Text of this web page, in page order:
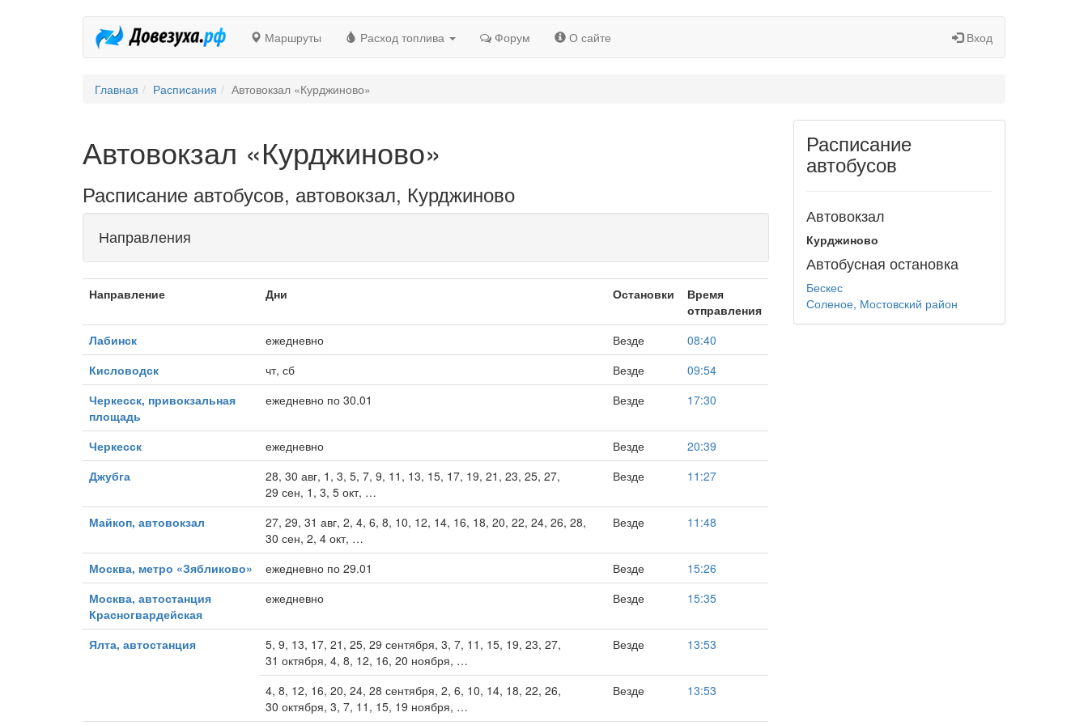
Маршруты Расход топлива Форум О сайте Вход
Главная Расписания Автовокзал «Курджиново»
Автовокзал «Курджиново»
Расписание автобусов, автовокзал, Курджиново
Направления
Направление Дни Остановки
Время
отправления
Лабинск
ежедневно Везде
08:40
Кисловодск
чт, сб Везде
09:54
Черкесск, привокзальная
площадь
ежедневно по 30.01 Везде 17:30
Черкесск ежедневно Везде
20:39
Джубга
28, 30 авг, 1, 3, 5, 7, 9, 11, 13, 15, 17, 19, 21, 23, 25, 27,
29 сен, 1, 3, 5 окт, …
Везде 11:27
Майкоп, автовокзал
27, 29, 31 авг, 2, 4, 6, 8, 10, 12, 14, 16, 18, 20, 22, 24, 26, 28,
30 сен, 2, 4 окт, …
Везде 11:48
Москва, метро «Зябликово» ежедневно по 29.01 Везде
15:26
Москва, автостанция
Красногвардейская
ежедневно Везде 15:35
Ялта, автостанция
5, 9, 13, 17, 21, 25, 29 сентября, 3, 7, 11, 15, 19, 23, 27,
31 октября, 4, 8, 12, 16, 20 ноября, …
Везде 13:53
4, 8, 12, 16, 20, 24, 28 сентября, 2, 6, 10, 14, 18, 22, 26,
30 октября, 3, 7, 11, 15, 19 ноября, …
Везде 13:53
Расписание
автобусов
Автовокзал
Курджиново
Автобусная остановка
Бескес
Соленое, Мостовский район